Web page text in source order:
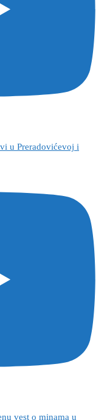
u Preradovićevoj i
vest o minama u